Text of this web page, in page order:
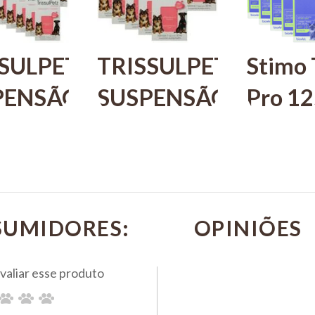
TRISSULPETZ
SUSPENSÃO
UCBVET
KIT COM
UCB
Stimo
Pro
Com 10